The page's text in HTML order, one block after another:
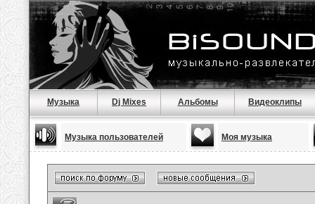
Музыка Dj Mixes Альбомы Видеоклипы
Музыка пользователей Моя музыка